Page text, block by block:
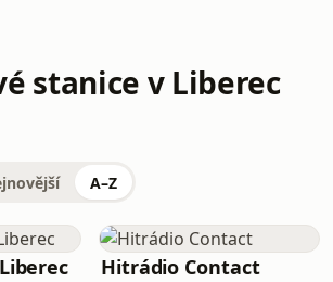
stanice v Liberec
A–Z
Hitrádio Contact